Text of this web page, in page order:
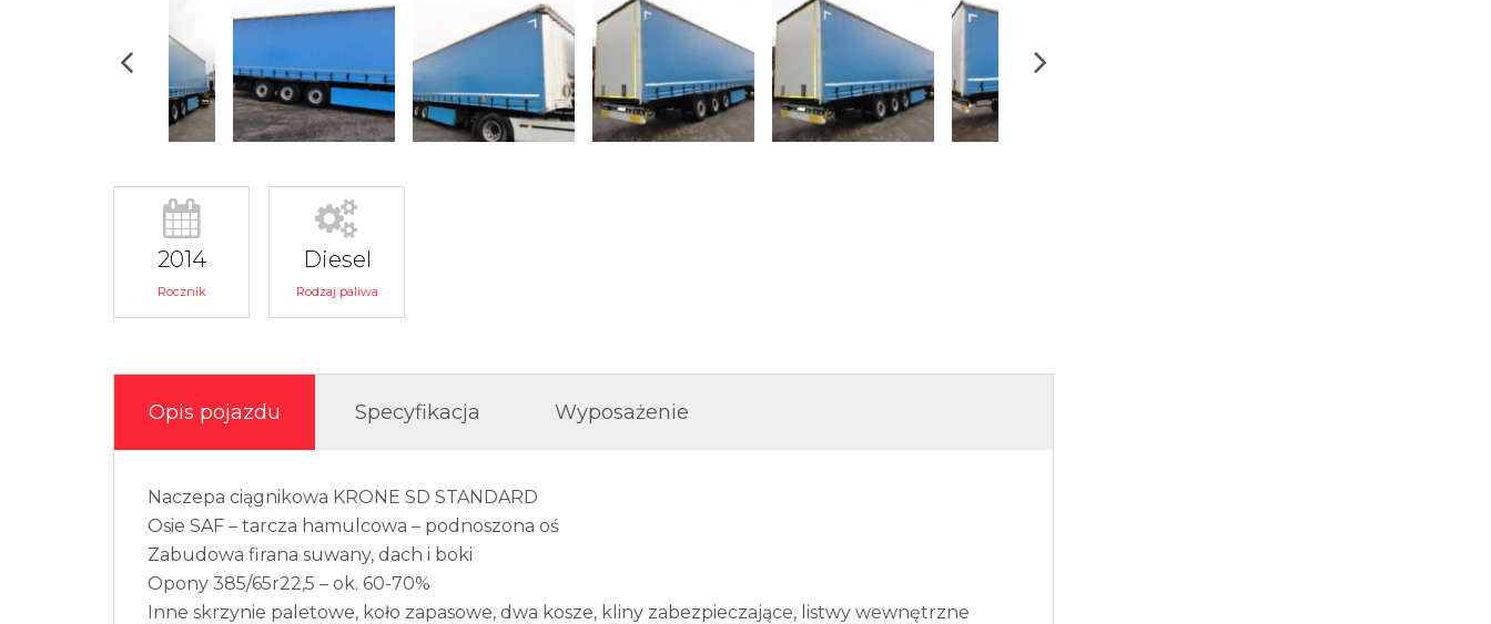
2014
Rocznik
Diesel
Rodzaj paliwa
Opis pojazdu Specyfikacja Wyposażenie
Naczepa ciągnikowa KRONE SD STANDARD
Osie SAF – tarcza hamulcowa – podnoszona oś
Zabudowa firana suwany, dach i boki
Opony 385/65r22,5 – ok. 60-70%
Inne skrzynie paletowe, koło zapasowe, dwa kosze, kliny zabezpieczające, listwy wewnętrzne